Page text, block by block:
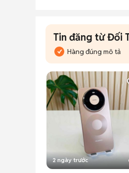
Tin đăng từ Đối
Hàng đúng mô tả
2 ngày trước